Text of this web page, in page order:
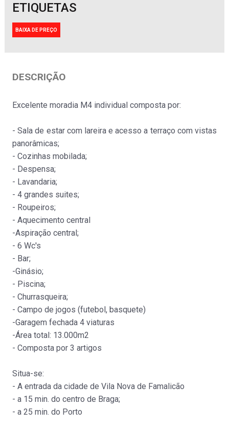
Estela
Moradia isolada
Laundos
Venda:525.000€
Moradia isolada
Beiriz
Venda:359.000€
ETIQUETAS
BAIXA DE PREÇO
DESCRIÇÃO
Excelente moradia M4 individual composta por:
- Sala de estar com lareira e acesso a terraço com vistas
panorâmicas;
- Cozinhas mobilada;
- Despensa;
- Lavandaria;
- 4 grandes suites;
- Roupeiros;
- Aquecimento central
-Aspiração central;
- 6 Wc's
- Bar;
-Ginásio;
- Piscina;
- Churrasqueira;
- Campo de jogos (futebol, basquete)
-Garagem fechada 4 viaturas
-Área total: 13.000m2
- Composta por 3 artigos
Situa-se:
- A entrada da cidade de Vila Nova de Famalicão
- a 15 min. do centro de Braga;
- a 25 min. do Porto